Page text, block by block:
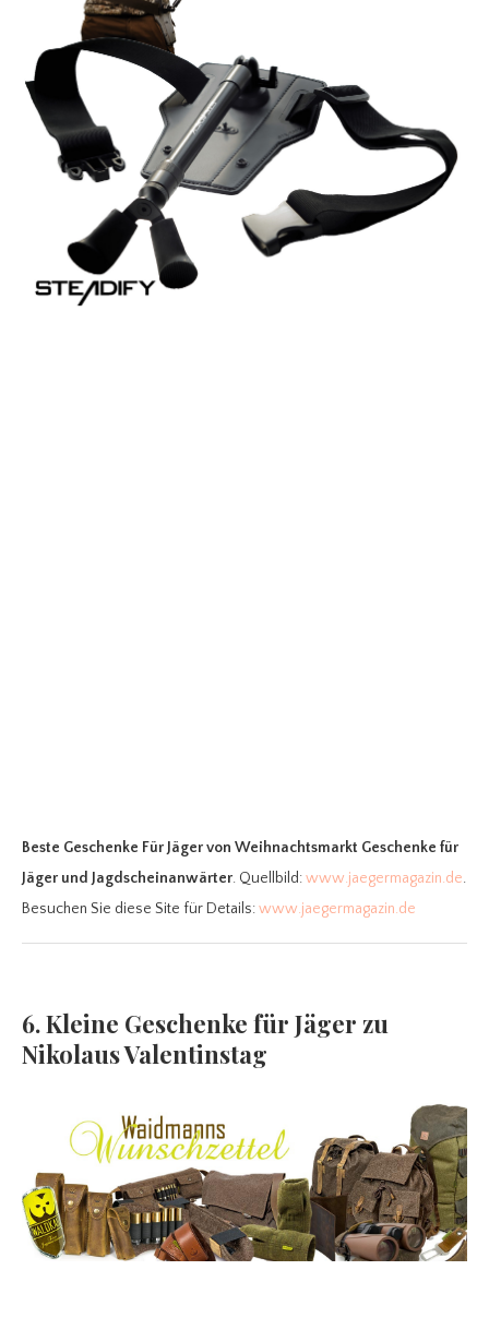
Beste Geschenke Für Jägervon Weihnachtsmarkt Geschenke für
Jäger und Jagdscheinanwärter. Quellbild:www.jaegermagazin.de.
Besuchen Sie diese Site für Details:www.jaegermagazin.de
6. Kleine Geschenke für Jäger zu
Nikolaus Valentinstag